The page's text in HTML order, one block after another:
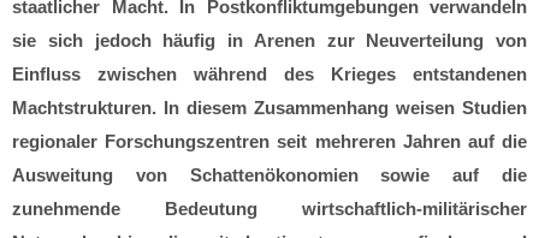
staatlicher Macht. In Postkonfliktumgebungen verwandeln
sie sich jedoch häufig in Arenen zur Neuverteilung von
Einfluss zwischen während des Krieges entstandenen
Machtstrukturen. In diesem Zusammenhang weisen Studien
regionaler Forschungszentren seit mehreren Jahren auf die
Ausweitung von Schattenökonomien sowie auf die
zunehmende Bedeutung wirtschaftlich-militärischer